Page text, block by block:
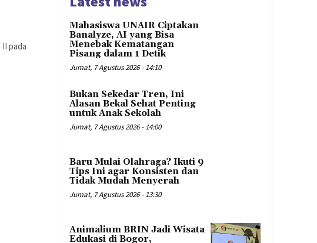
Mahasiswa UNAIR Ciptakan
Banalyze, AI yang Bisa
Menebak Kematangan
Pisang dalam 1 Detik
Jumat, 7 Agustus 2026 - 14:10
Bukan Sekedar Tren, Ini
Alasan Bekal Sehat Penting
untuk Anak Sekolah
Jumat, 7 Agustus 2026 - 14:00
Baru Mulai Olahraga? Ikuti 9
Tips Ini agar Konsisten dan
Tidak Mudah Menyerah
Jumat, 7 Agustus 2026 - 13:30
Animalium BRIN Jadi Wisata
Edukasi di Bogor,